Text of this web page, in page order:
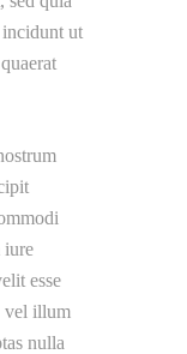
ut
iure
esse
vel illum
nulla